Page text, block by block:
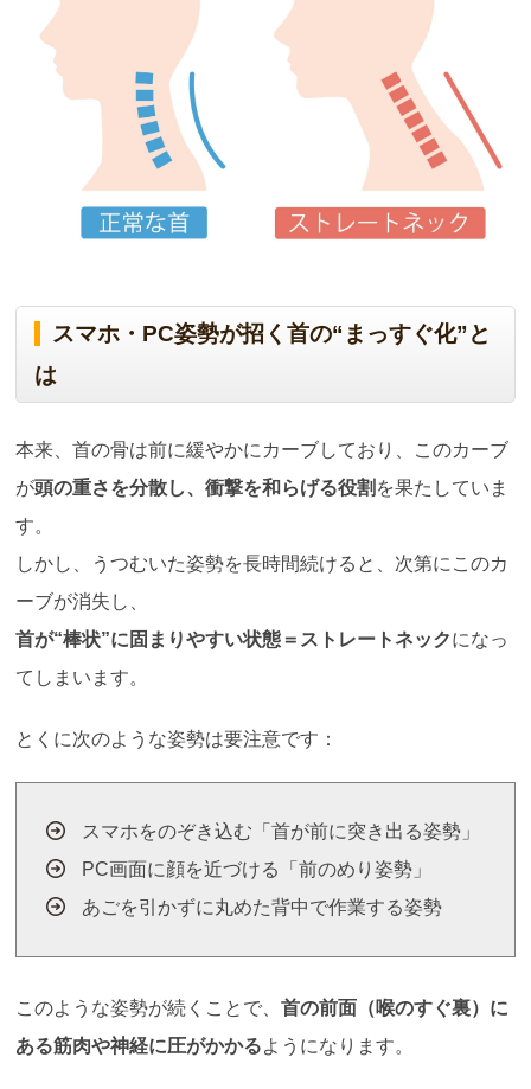
スマホ・PC姿勢が招く首の“まっすぐ化”と
は
本来、首の骨は前に緩やかにカーブしており、このカーブ
が頭の重さを分散し、衝撃を和らげる役割 を果たしていま
す。
しかし、うつむいた姿勢を長時間続けると、次第にこのカ
ーブが消失し、
首が“棒状”に固まりやすい状態＝ストレートネックになっ
てしまいます。
とくに次のような姿勢は要注意です：
スマホをのぞき込む「首が前に突き出る姿勢」
PC画面に顔を近づける「前のめり姿勢」
あごを引かずに丸めた背中で作業する姿勢
このような姿勢が続くことで、首の前面（喉のすぐ裏）に
ある筋肉や神経に圧がかかるようになります。